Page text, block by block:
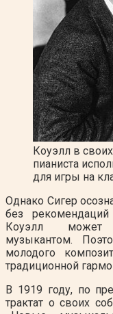
Коуэлл в
пианиста
для игры на
Однако Сигер
без рекомендаций
Коуэлл может
музыкантом.
молодого
традиционной
В 1919 году, по
трактат о своих